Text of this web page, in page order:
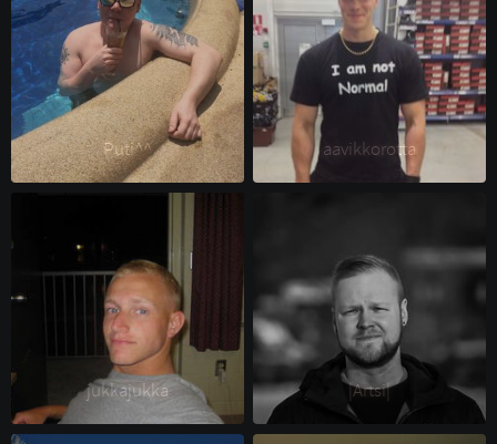
Puti^^ aavikkorotta
jukkajukka |Artsi|